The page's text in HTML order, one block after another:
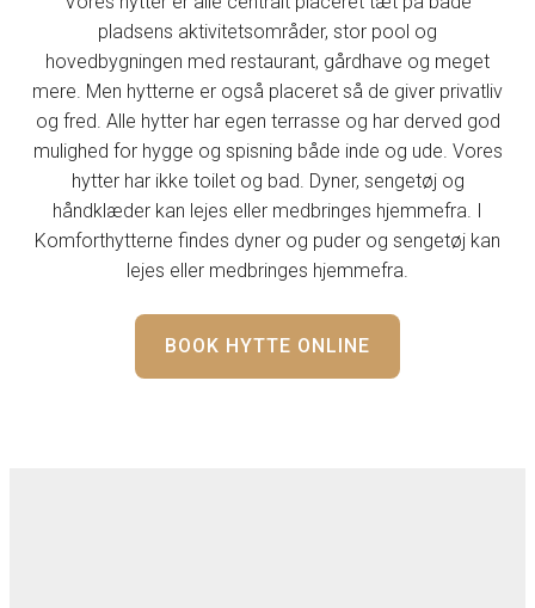
pladsens aktivitetsområder, stor pool og
hovedbygningen med restaurant, gårdhave og meget
mere. Men hytterne er også placeret så de giver privatliv
og fred. Alle hytter har egen terrasse og har derved god
mulighed for hygge og spisning både inde og ude. Vores
hytter har ikke toilet og bad. Dyner, sengetøj og
håndklæder kan lejes eller medbringes hjemmefra. I
Komforthytterne findes dyner og puder og sengetøj kan
lejes eller medbringes hjemmefra.
BOOK HYTTE ONLINE